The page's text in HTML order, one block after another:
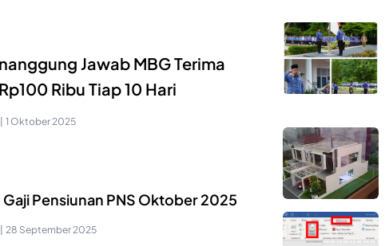
Jawab MBG Terima
Ribu Tiap 10 Hari
1 Oktober 2025
Gaji Pensiunan PNS Oktober 2025
28 September 2025